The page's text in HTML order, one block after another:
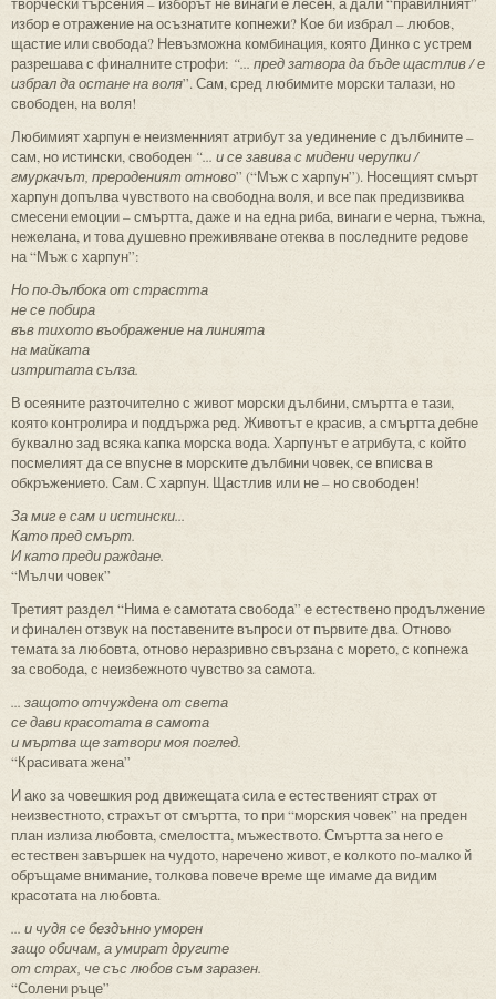
избор е отражение на осъзнатите копнежи? Кое би избрал – любов,
щастие или свобода? Невъзможна комбинация, която Динко с устрем
разрешава с финалните строфи: “... пред затвора да бъде щастлив / е
избрал да остане на воля”. Сам, сред любимите морски талази, но
свободен, на воля!
Любимият харпун е неизменният атрибут за уединение с дълбините –
сам, но истински, свободен “... и се завива с мидени черупки /
гмуркачът, прероденият отново” (“Мъж с харпун”). Носещият смърт
харпун допълва чувството на свободна воля, и все пак предизвиква
смесени емоции – смъртта, даже и на една риба, винаги е черна, тъжна,
нежелана, и това душевно преживяване отеква в последните редове
на “Мъж с харпун”:
Но по-дълбока от страстта
не се побира
във тихото въображение на линията
на майката
изтритата сълза.
В осеяните разточително с живот морски дълбини, смъртта е тази,
която контролира и поддържа ред. Животът е красив, а смъртта дебне
буквално зад всяка капка морска вода. Харпунът е атрибута, с който
посмелият да се впусне в морските дълбини човек, се вписва в
обкръжението. Сам. С харпун. Щастлив или не – но свободен!
За миг е сам и истински...
Като пред смърт.
И като преди раждане.
“Мълчи човек”
Третият раздел “Нима е самотата свобода” е естествено продължение
и финален отзвук на поставените въпроси от първите два. Отново
темата за любовта, отново неразривно свързана с морето, с копнежа
за свобода, с неизбежното чувство за самота.
... защото отчуждена от света
се дави красотата в самота
и мъртва ще затвори моя поглед.
“Красивата жена”
И ако за човешкия род движещата сила е естественият страх от
неизвестното, страхът от смъртта, то при “морския човек” на преден
план излиза любовта, смелостта, мъжеството. Смъртта за него е
естествен завършек на чудото, наречено живот, е колкото по-малко й
обръщаме внимание, толкова повече време ще имаме да видим
красотата на любовта.
... и чудя се бездънно уморен
защо обичам, а умират другите
от страх, че със любов съм заразен.
“Солени ръце”